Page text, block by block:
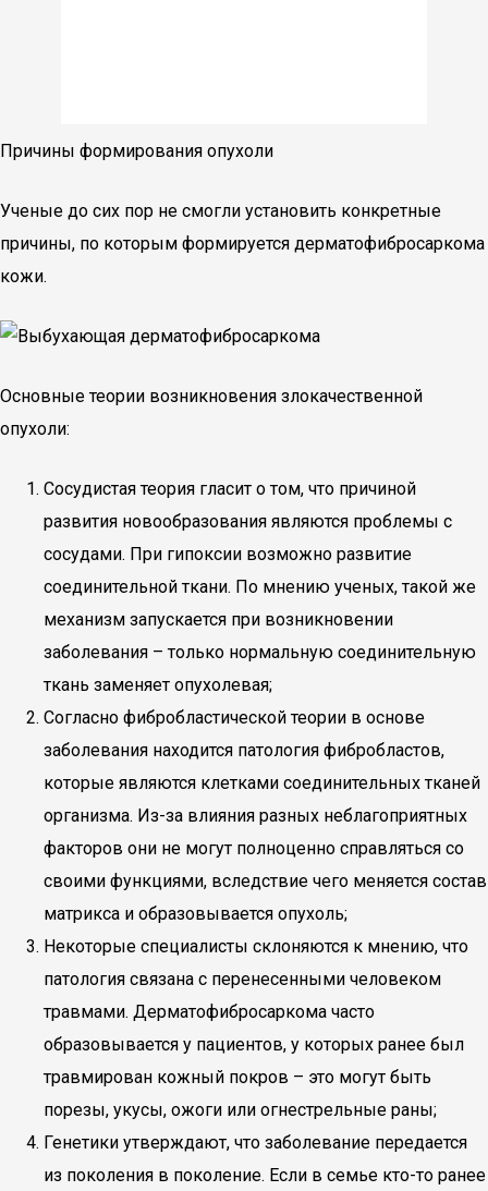
Причины формирования опухоли
Ученые до сих пор не смогли установить конкретные
причины, по которым формируется дерматофибросаркома
кожи.
Основные теории возникновения злокачественной
опухоли:
Сосудистая теория гласит о том, что причиной
развития новообразования являются проблемы с
сосудами. При гипоксии возможно развитие
соединительной ткани. По мнению ученых, такой же
механизм запускается при возникновении
заболевания – только нормальную соединительную
ткань заменяет опухолевая;
Согласно фибробластической теории в основе
заболевания находится патология фибробластов,
которые являются клетками соединительных тканей
организма. Из-за влияния разных неблагоприятных
факторов они не могут полноценно справляться со
своими функциями, вследствие чего меняется состав
матрикса и образовывается опухоль;
Некоторые специалисты склоняются к мнению, что
патология связана с перенесенными человеком
травмами. Дерматофибросаркома часто
образовывается у пациентов, у которых ранее был
травмирован кожный покров – это могут быть
порезы, укусы, ожоги или огнестрельные раны;
Генетики утверждают, что заболевание передается
из поколения в поколение. Если в семье кто-то ранее